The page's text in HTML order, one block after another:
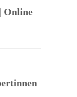
| Online